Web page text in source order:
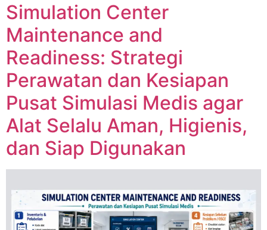
Simulation Center
Maintenance and
Readiness: Strategi
Perawatan dan Kesiapan
Pusat Simulasi Medis agar
Alat Selalu Aman, Higienis,
dan Siap Digunakan